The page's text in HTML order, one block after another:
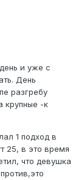
и уже с
День
разгребу
крупные -к
1 подход в
25, в это время
что девушка